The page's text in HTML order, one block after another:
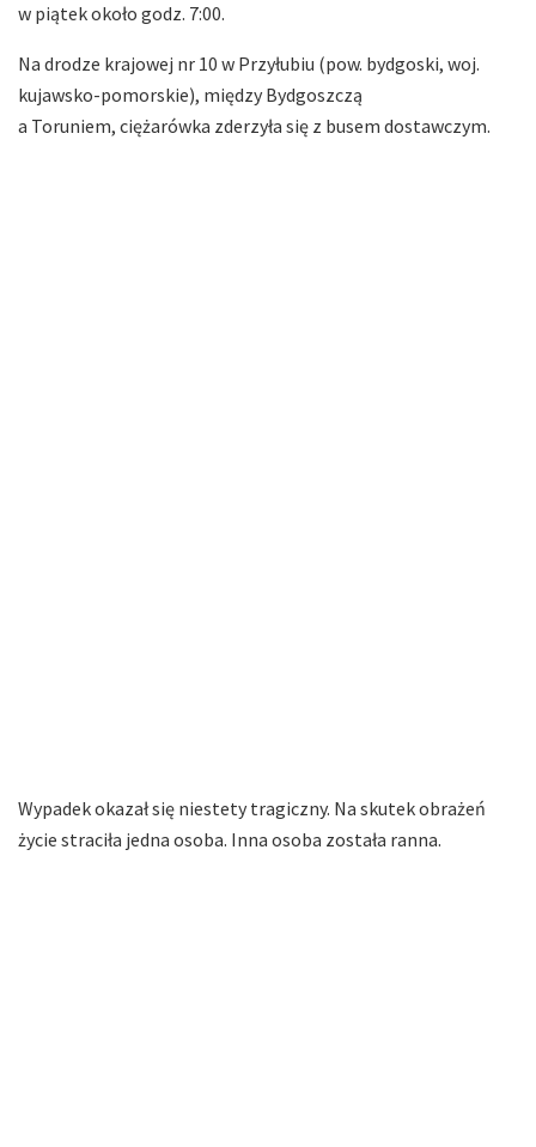
w piątek około godz. 7:00.
Na drodze krajowej nr 10 w Przyłubiu (pow. bydgoski, woj.
kujawsko-pomorskie), między Bydgoszczą
a Toruniem, ciężarówka zderzyła się z busem dostawczym.
Wypadek okazał się niestety tragiczny. Na skutek obrażeń
życie straciła jedna osoba. Inna osoba została ranna.